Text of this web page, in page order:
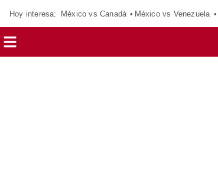
Hoy interesa: México vs Canadá México vs Venezuela